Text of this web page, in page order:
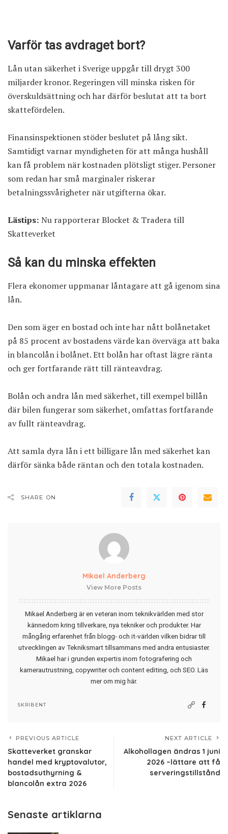
Varför tas avdraget bort?
Lån utan säkerhet i Sverige uppgår till drygt 300
miljarder kronor. Regeringen vill minska risken för
överskuldsättning och har därför beslutat att ta bort
skattefördelen.
Finansinspektionen stöder beslutet på lång sikt.
Samtidigt varnar myndigheten för att många hushåll
kan få problem när kostnaden plötsligt stiger. Personer
som redan har små marginaler riskerar
betalningssvårigheter när utgifterna ökar.
Lästips: Nu rapporterar Blocket & Tradera till
Skatteverket
Så kan du minska effekten
Flera ekonomer uppmanar låntagare att gå igenom sina
lån.
Den som äger en bostad och inte har nått bolånetaket
på 85 procent av bostadens värde kan överväga att baka
in blancolån i bolånet. Ett bolån har oftast lägre ränta
och ger fortfarande rätt till ränteavdrag.
Bolån och andra lån med säkerhet, till exempel billån
där bilen fungerar som säkerhet, omfattas fortfarande
av fullt ränteavdrag.
Att samla dyra lån i ett billigare lån med säkerhet kan
därför sänka både räntan och den totala kostnaden.
SHARE ON
Mikael Anderberg
View More Posts
Mikael Anderberg är en veteran inom teknikvärlden med stor
kännedom kring tillverkare, nya tekniker och produkter. Har
mångårig erfarenhet från blogg- och it-världen vilken bidrar till
utvecklingen av Tekniksmart tillsammans med andra entusiaster.
Mikael har i grunden expertis inom fotografering och
kamerautrustning, copywriter och content editing, och SEO. Läs
mer om mig här.
SKRIBENT
PREVIOUS ARTICLE
Skatteverket granskar
handel med kryptovalutor,
bostadsuthyrning &
blancolån extra 2026
NEXT ARTICLE
Alkohollagen ändras 1 juni
2026 –lättare att få
serveringstillstånd
Senaste artiklarna